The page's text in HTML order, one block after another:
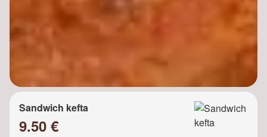
Sandwich kefta
9.50 €